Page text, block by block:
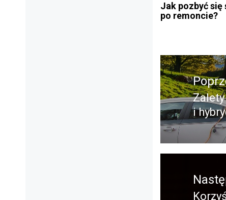
Jak pozbyć się
po remoncie?
Nawigacja
wpisu
wpis:
i